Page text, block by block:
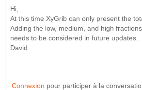
Hi,
At this time XyGrib can only present the
Adding the low, medium, and high
needs to be considered in future updates.
David
Connexion pour participer à la